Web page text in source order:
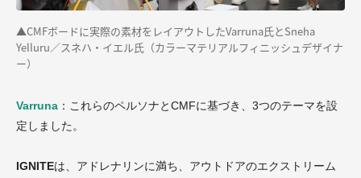
▲CMFボードに実際の素材をレイアウトしたVarruna氏とSneha
Yelluru／スネハ・イエル氏（カラーマテリアルフィニッシュデザイナ
ー）
Varruna ：これらのペルソナとCMFに基づき、3つのテーマを設
定しました。
IGNITEは、アドレナリンに満ち、アウトドアのエクストリーム